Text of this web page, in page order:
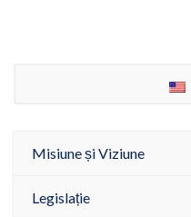
Misiune și Viziune
Legislație